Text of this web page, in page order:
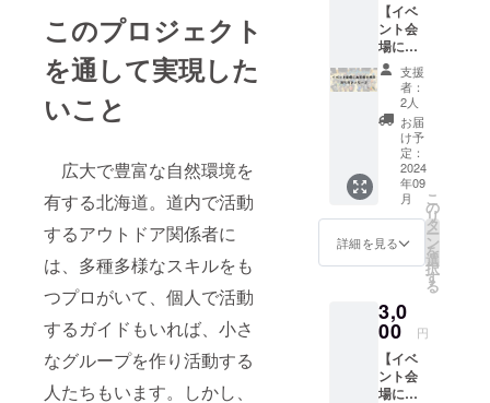
このプロジェクト
を通して実現した
いこと
広大で豊富な自然環境を
有する北海道。道内で活動
するアウトドア関係者に
は、多種多様なスキルをも
つプロがいて、個人で活動
するガイドもいれば、小さ
なグループを作り活動する
人たちもいます。しかし、
【イベ
ント会
場にお
名前を
掲示・
お礼の
メッ
セー
ジ】 感
謝の気
持ちを
込め
て、お
礼の
メッ
セージ
金受領
書をお
送りし
ます。
イベン
ト当
支援
者：
2人
お届
け予
定：
2024
年09
月
詳細を見る
こ
の
リ
タ
ー
ン
を
選
択
す
る
3,0
00 円
【イベ
ント会
場にお